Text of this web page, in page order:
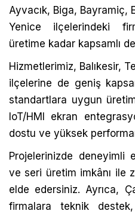
Ayvacık, Biga, Bayramiç,
Yenice ilçelerindeki
üretime kadar kapsamlı
Hizmetlerimiz, Balıkesir,
ilçelerine de geniş
standartlara uygun
IoT/HMI ekran
dostu ve yüksek
Projelerinizde deneyimli
ve seri üretim imkânı ile
elde edersiniz. Ayrıca,
firmalara teknik